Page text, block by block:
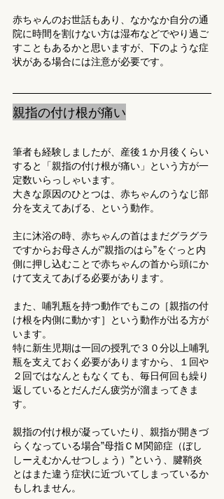
赤ちゃんのお世話もあり、なかなか自分の通
院に時間を割けない方は湿布などでやり過ご
すこともあるかと思いますが、下のような症
状がある場合には注意が必要です。
親指の付け根が痛い
筆者も経験しましたが、産後１か月後くらい
すると「親指の付け根が痛い」という方が一
定数いらっしゃいます。
大きな原因のひとつは、赤ちゃんのうなじ部
分を支えてあげる、という動作。
主に沐浴の時、赤ちゃんの首はまだグラグラ
ですからお母さんが”親指のはら”をぐっと内
側に押し込むことで赤ちゃんの首から頭にか
けて支えてあげる必要があります。
また、哺乳瓶を持つ動作でもこの［親指の付
け根を内側に動かす］という動作が出る方が
います。
特に新生児期は一回の授乳で３０分以上哺乳
瓶を支えておく必要がありますから、１回や
２回ではなんともなくても、毎日何回も繰り
返しているとだんだん疲労が溜まってきま
す。
親指の付け根が凝っていたり、親指が開きづ
らくなっている場合”母指ＣＭ関節症（ぼし
しーえむかんせつしょう）”という、腱鞘炎
とはまた違う症状に近づいてしまっているか
もしれません。